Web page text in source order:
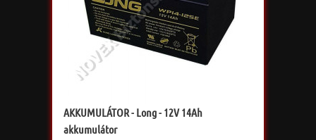
AKKUMULÁTOR - Long - 12V 14Ah
akkumulátor